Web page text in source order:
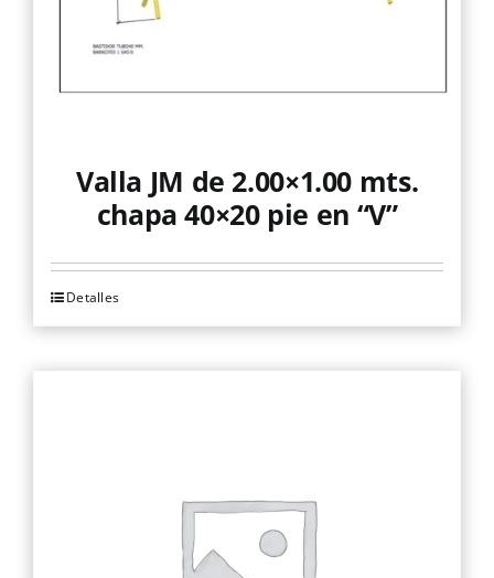
Valla JM de 2.00×1.00 mts.
chapa 40×20 pie en “V”
Detalles